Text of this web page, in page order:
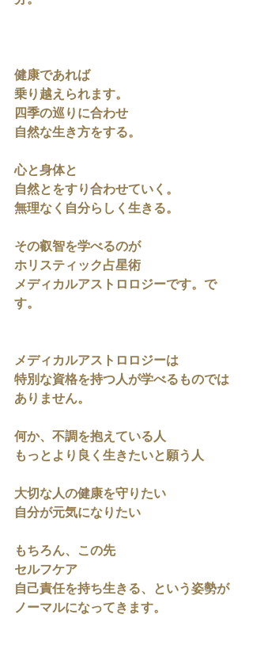
健康であれば
乗り越えられます。
四季の巡りに合わせ
自然な生き方をする。
心と身体と
自然とをすり合わせていく。
無理なく自分らしく生きる。
その叡智を学べるのが
ホリスティック占星術
メディカルアストロロジーです。で
す。
メディカルアストロロジーは
特別な資格を持つ人が学べるものでは
ありません。
何か、不調を抱えている人
もっとより良く生きたいと願う人
大切な人の健康を守りたい
自分が元気になりたい
もちろん、この先
セルフケア
自己責任を持ち生きる、という姿勢が
ノーマルになってきます。